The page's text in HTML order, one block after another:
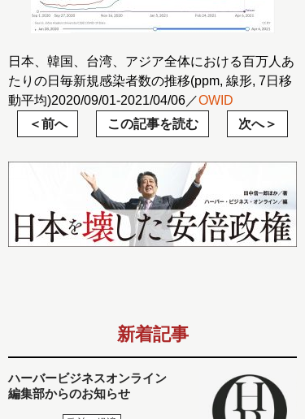
日本、韓国、台湾、アジア全体における百万人あ
たりの日毎新規感染者数の推移(ppm, 線形, 7日移
動平均)2020/09/01-2021/04/06／OWID
前へ
この記事を読む 次へ
新着記事
ハーバービジネスオンライン
編集部からのお知らせ